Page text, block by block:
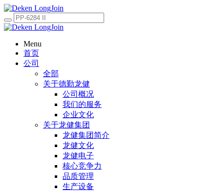
Menu
首页
公司
全部
关于德勤龙健
公司概况
我们的服务
企业文化
关于龙健集团
龙健集团简介
龙健文化
龙健电子
核心竞争力
品质管理
生产设备